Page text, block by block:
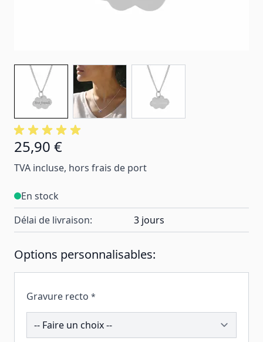
25,90 €
TVA incluse, hors frais de port
En stock
Délai de livraison:
3 jours
Options personnalisables:
Gravure recto *
202871